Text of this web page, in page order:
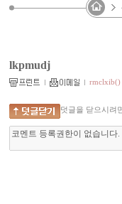
lkpmudj
rmclxib()
덧글을 닫으시려